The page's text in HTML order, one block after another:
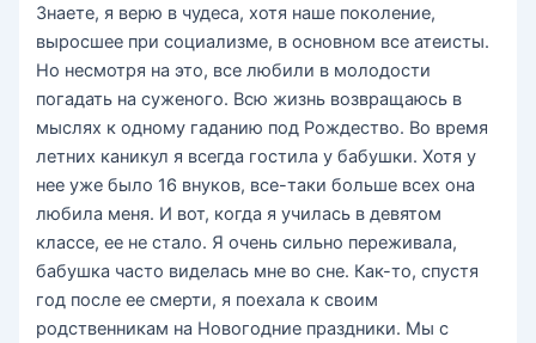
Знаете, я верю в чудеса, хотя наше поколение,
выросшее при социализме, в основном все атеисты.
Но несмотря на это, все любили в молодости
погадать на суженого. Всю жизнь возвращаюсь в
мыслях к одному гаданию под Рождество. Во время
летних каникул я всегда гостила у бабушки. Хотя у
нее уже было 16 внуков, все-таки больше всех она
любила меня. И вот, когда я училась в девятом
классе, ее не стало. Я очень сильно переживала,
бабушка часто виделась мне во сне. Как-то, спустя
год после ее смерти, я поехала к своим
родственникам на Новогодние праздники. Мы с